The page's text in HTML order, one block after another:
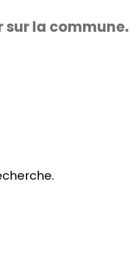
sur la commune.